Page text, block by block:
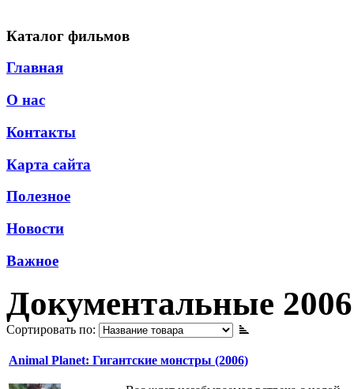
Каталог фильмов
Главная
О нас
Контакты
Карта сайта
Полезное
Новости
Важное
Документальные 2006
Сортировать по:
Animal Planet: Гигантские монстры (2006)